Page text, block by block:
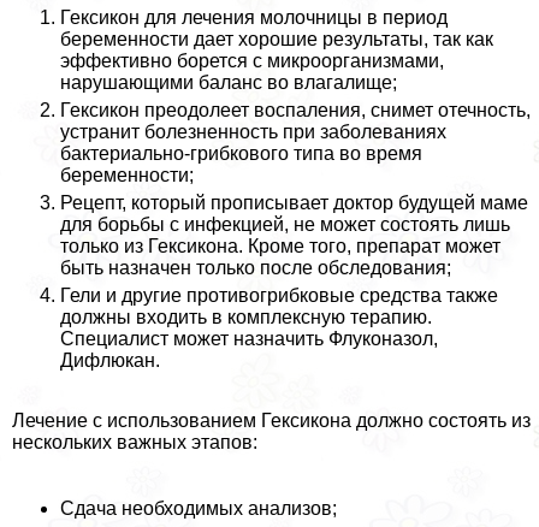
Гексикон для лечения молочницы в период
беременности дает хорошие результаты, так как
эффективно борется с микроорганизмами,
нарушающими баланс во влагалище;
Гексикон преодолеет воспаления, снимет отечность,
устранит болезненность при заболеваниях
бактериально-грибкового типа во время
беременности;
Рецепт, который прописывает доктор будущей маме
для борьбы с инфекцией, не может состоять лишь
только из Гексикона. Кроме того, препарат может
быть назначен только после обследования;
Гели и другие противогрибковые средства также
должны входить в комплексную терапию.
Специалист может назначить Флуконазол,
Дифлюкан.
Лечение с использованием Гексикона должно состоять из
нескольких важных этапов:
Сдача необходимых анализов;